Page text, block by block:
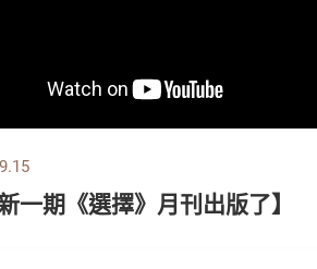
新一期《選擇》月刊出版了】